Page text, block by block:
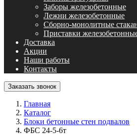
Заборы железобетонные
Лежни железобетонные
Сборно-монолитные
Приставки
Доставка
Акции
Наши работы
Контакты
Заказать звонок
Главная
Каталог
Блоки бетонные стен подвалов
ФБС 24-5-6т